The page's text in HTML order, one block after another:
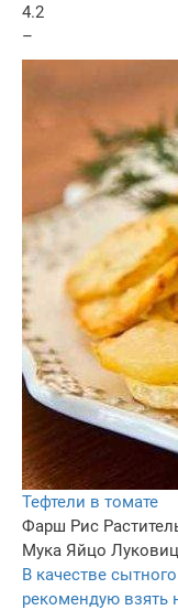
4.2
–
Тефтели в томате
Фарш Рис
Мука Яйцо
В качестве
рекомендую взять